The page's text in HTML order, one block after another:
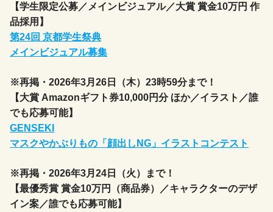
【学生限定公募／メインビジュアル／大賞 賞金10万円 作
品採用】
第24回 京都学生祭典
メインビジュアル募集
※再掲・2026年3月26日（木）23時59分まで！
【大賞 Amazonギフト券10,000円分 ほか／イラスト／誰
でも応募可能】
GENSEKI
マスクやかぶりもの「顔出しNG」イラストコンテスト
※再掲・2026年3月24日（火）まで！
【最優秀賞 賞金10万円（商品券）／キャラクターのデザ
イン案／誰でも応募可能】